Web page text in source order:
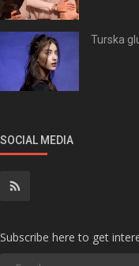
Turska
SOCIAL MEDIA
Subscribe here to get